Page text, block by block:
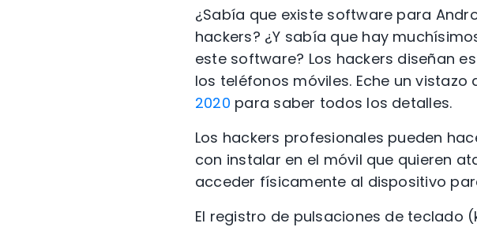
¿Sabía que existe software para
hackers? ¿Y sabía que hay
este software? Los hackers diseñan
los teléfonos móviles. Eche un vistazo
2020 para saber todos los detalles.
Los hackers profesionales pueden
con instalar en el móvil que quieren
acceder físicamente al dispositivo
El registro de pulsaciones de teclado